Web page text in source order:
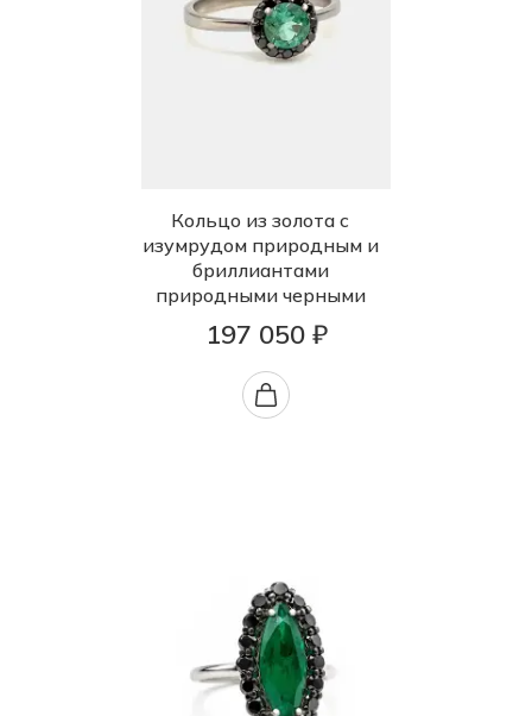
Кольцо из золота с
изумрудом природным и
бриллиантами
природными черными
197 050 ₽